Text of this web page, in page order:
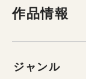
作品情報
ジャンル